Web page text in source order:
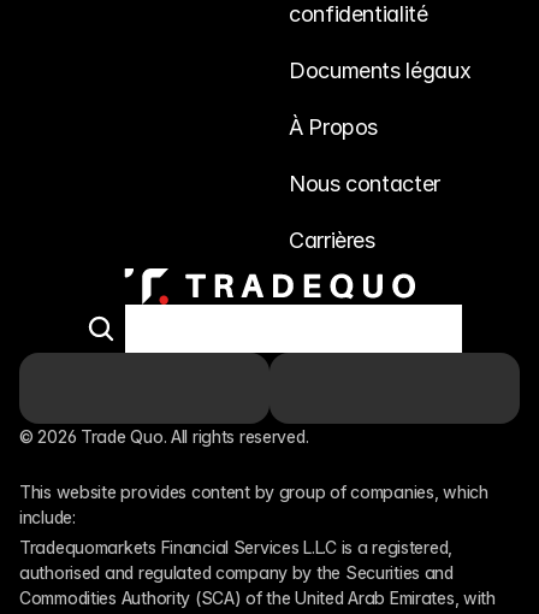
confidentialité
Documents légaux
À Propos
Nous contacter
Carrières
© 2026 Trade Quo. All rights reserved.
This website provides content by group of companies, which
include:
Tradequomarkets Financial Services L.L.C is a registered,
authorised and regulated company by the Securities and
Commodities Authority (SCA) of the United Arab Emirates, with